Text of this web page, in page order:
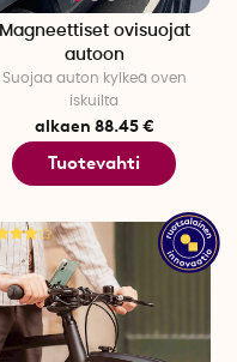
Magneettiset ovisuojat
autoon
Suojaa auton kylkeä oven
iskuilta
alkaen 88.45 €
Tuotevahti